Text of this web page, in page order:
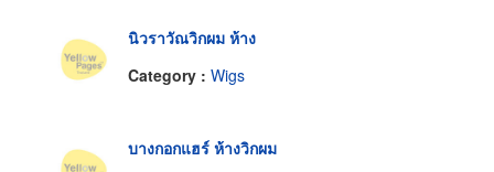
นิวราวัณวิกผม ห้าง
Category : Wigs
บางกอกแฮร์ ห้างวิกผม